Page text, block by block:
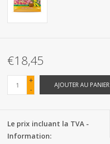
Fournitures de bureau
Produits Covid-19
Confiserie Saint-Nicolas
Bonbons de carnaval
€18,45
+
-
AJOUTER AU PANIER
Le prix incluant la TVA -
Information: